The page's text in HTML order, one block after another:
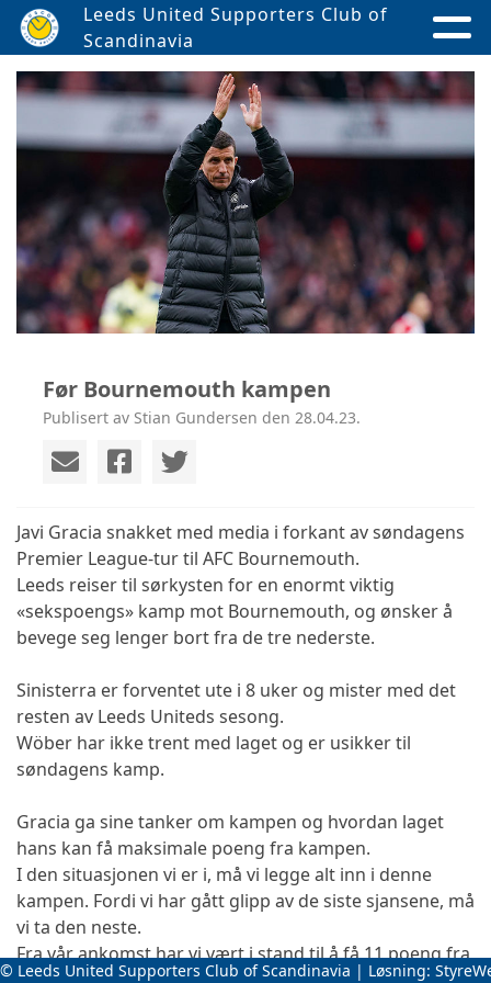
Leeds United Supporters Club of
Scandinavia
Før Bournemouth kampen
Publisert av Stian Gundersen den 28.04.23.
Javi Gracia snakket med media i forkant av søndagens
Premier League-tur til AFC Bournemouth.
Leeds reiser til sørkysten for en enormt viktig
«sekspoengs» kamp mot Bournemouth, og ønsker å
bevege seg lenger bort fra de tre nederste.
Sinisterra er forventet ute i 8 uker og mister med det
resten av Leeds Uniteds sesong.
Wöber har ikke trent med laget og er usikker til
søndagens kamp.
Gracia ga sine tanker om kampen og hvordan laget
hans kan få maksimale poeng fra kampen.
I den situasjonen vi er i, må vi legge alt inn i denne
kampen. Fordi vi har gått glipp av de siste sjansene, må
vi ta den neste.
Fra vår ankomst har vi vært i stand til å få 11 poeng fra
© Leeds United Supporters Club of Scandinavia | Løsning: